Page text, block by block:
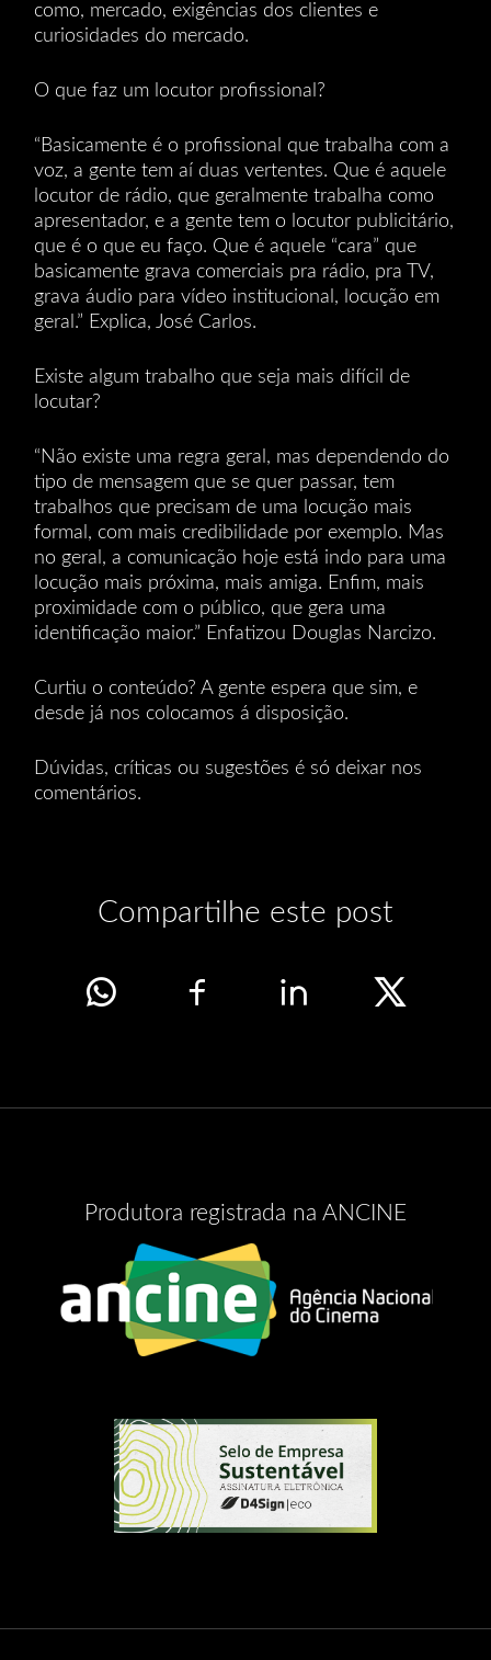
como, mercado, exigências dos clientes e
curiosidades do mercado.
O que faz um locutor profissional?
“Basicamente é o profissional que trabalha com a
voz, a gente tem aí duas vertentes. Que é aquele
locutor de rádio, que geralmente trabalha como
apresentador, e a gente tem o locutor publicitário,
que é o que eu faço. Que é aquele “cara” que
basicamente grava comerciais pra rádio, pra TV,
grava áudio para vídeo institucional, locução em
geral.” Explica, José Carlos.
Existe algum trabalho que seja mais difícil de
locutar?
“Não existe uma regra geral, mas dependendo do
tipo de mensagem que se quer passar, tem
trabalhos que precisam de uma locução mais
formal, com mais credibilidade por exemplo. Mas
no geral, a comunicação hoje está indo para uma
locução mais próxima, mais amiga. Enfim, mais
proximidade com o público, que gera uma
identificação maior.” Enfatizou Douglas Narcizo.
Curtiu o conteúdo? A gente espera que sim, e
desde já nos colocamos á disposição.
Dúvidas, críticas ou sugestões é só deixar nos
comentários.
Compartilhe este post
Produtora registrada na ANCINE